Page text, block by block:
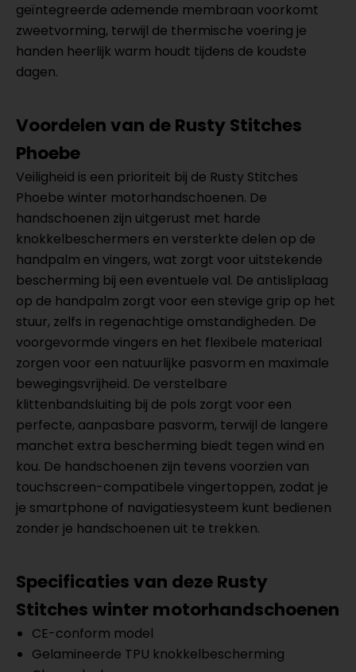
geïntegreerde ademende membraan voorkomt
zweetvorming, terwijl de thermische voering je
handen heerlijk warm houdt tijdens de koudste
dagen.
Voordelen van de Rusty Stitches
Phoebe
Veiligheid is een prioriteit bij de Rusty Stitches
Phoebe winter motorhandschoenen. De
handschoenen zijn uitgerust met harde
knokkelbeschermers en versterkte delen op de
handpalm en vingers, wat zorgt voor uitstekende
bescherming bij een eventuele val. De antisliplaag
op de handpalm zorgt voor een stevige grip op het
stuur, zelfs in regenachtige omstandigheden. De
voorgevormde vingers en het flexibele materiaal
zorgen voor een natuurlijke pasvorm en maximale
bewegingsvrijheid. De verstelbare
klittenbandsluiting bij de pols zorgt voor een
perfecte, aanpasbare pasvorm, terwijl de langere
manchet extra bescherming biedt tegen wind en
kou. De handschoenen zijn tevens voorzien van
touchscreen-compatibele vingertoppen, zodat je
je smartphone of navigatiesysteem kunt bedienen
zonder je handschoenen uit te trekken.
Specificaties van deze Rusty
Stitches winter motorhandschoenen
CE-conform model
Gelamineerde TPU knokkelbescherming